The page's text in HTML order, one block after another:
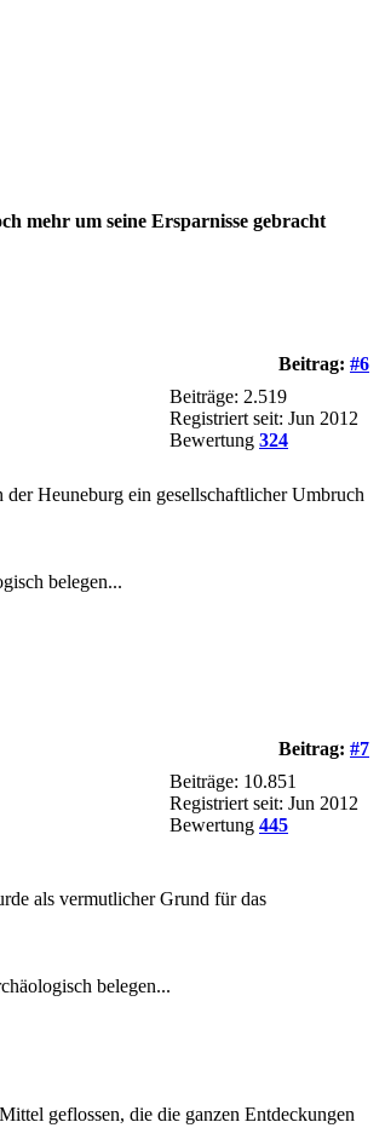
mehr um seine Ersparnisse gebracht
Beitrag: #6
Beiträge: 2.519
Registriert seit: Jun 2012
Bewertung 324
Heuneburg ein gesellschaftlicher Umbruch
belegen...
Beitrag: #7
Beiträge: 10.851
Registriert seit: Jun 2012
Bewertung 445
als vermutlicher Grund für das
belegen...
geflossen, die die ganzen Entdeckungen